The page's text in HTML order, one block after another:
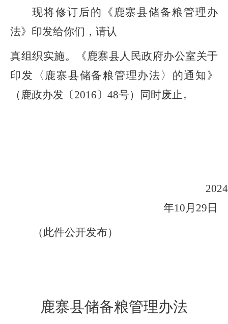
现将修订后的《 鹿寨县储备粮管理办
法》印发给你们，请认
真组织实施。《 鹿寨县人民政府办公室关于
印发〈 鹿寨县储备粮 管理办法〉的通知》
（ 鹿政办发〔 2016 〕 48号） 同时废止。
2024
年10月 29 日
（此件公开发布）
鹿寨县储备粮管理办法